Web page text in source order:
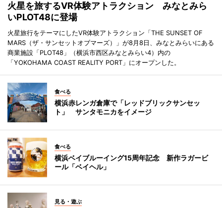
火星を旅するVR体験アトラクション みなとみら
いPLOT48に登場
火星旅行をテーマにしたVR体験アトラクション「THE SUNSET OF
MARS（ザ・サンセットオブマーズ）」が8月8日、みなとみらいにある
商業施設「PLOT48」（横浜市西区みなとみらい4）内の
「YOKOHAMA COAST REALITY PORT」にオープンした。
食べる
横浜赤レンガ倉庫で「レッドブリックサンセッ
ト」 サンタモニカをイメージ
食べる
横浜ベイブルーイング15周年記念 新作ラガービ
ール「ベイヘル」
見る・遊ぶ